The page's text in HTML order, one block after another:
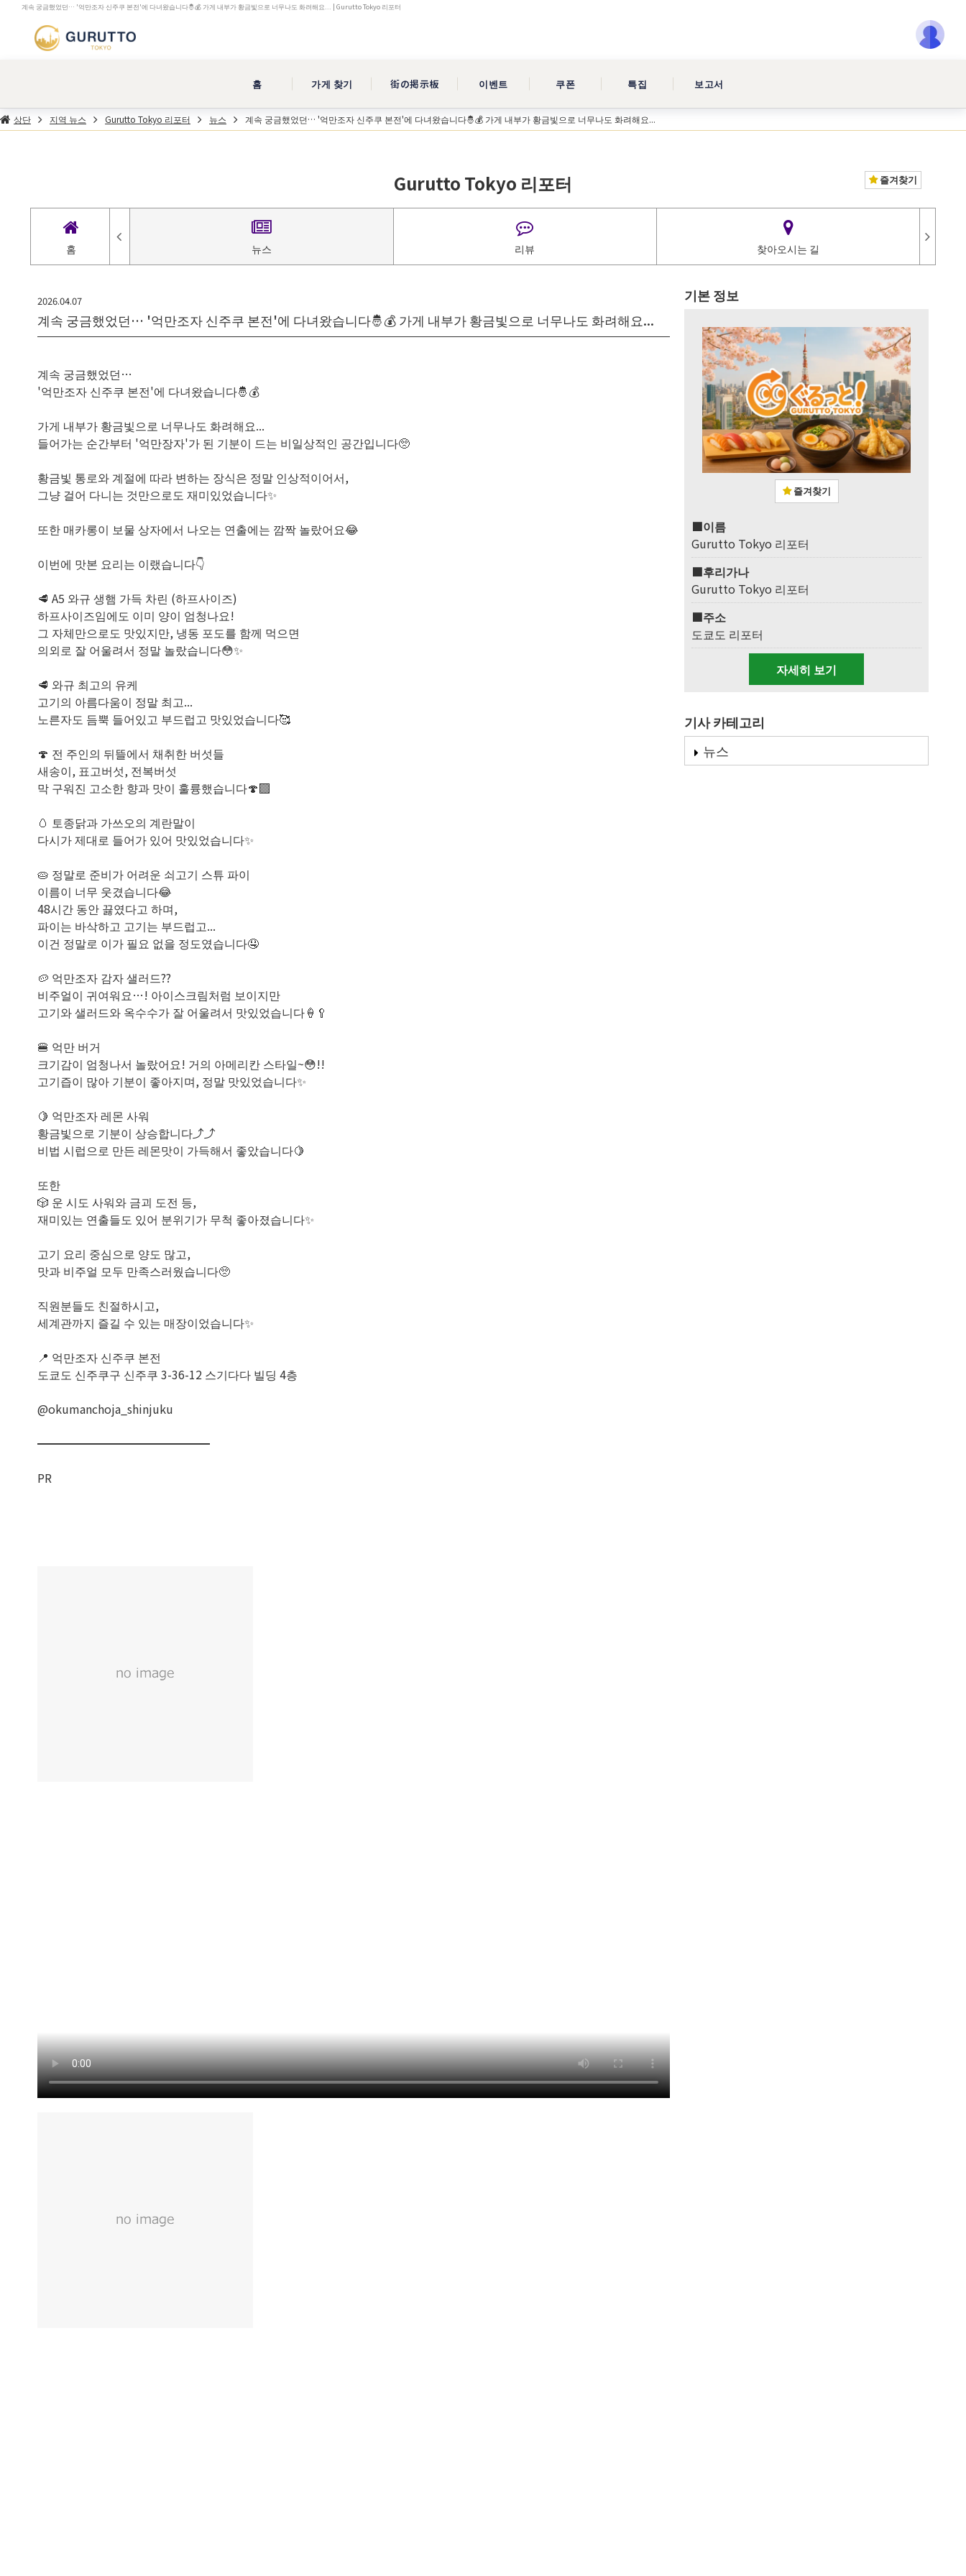
⁡계속 궁금했었던… '억만조자 신주쿠 본전'에 다녀왔습니다🤴💰 가게 내부가 황금빛으로 너무나도 화려해요... | Gurutto Tokyo 리포터
홈 가게 찾기 街の掲示板 이벤트 쿠폰 특집 보고서
상단 지역 뉴스 Gurutto Tokyo 리포터 뉴스 ⁡계속 궁금했었던… '억만조자 신주쿠 본전'에 다녀왔습니다🤴💰 가게 내부가 황금빛으로 너무나도 화려해요...
Gurutto Tokyo 리포터 즐겨찾기
홈 뉴스 리뷰 찾아오시는 길
2026.04.07
⁡계속 궁금했었던… '억만조자 신주쿠 본전'에 다녀왔습니다🤴💰 가게 내부가 황금빛으로 너무나도 화려해요...
계속 궁금했었던…
'억만조자 신주쿠 본전'에 다녀왔습니다🤴💰
가게 내부가 황금빛으로 너무나도 화려해요...
들어가는 순간부터 '억만장자'가 된 기분이 드는 비일상적인 공간입니다🥺
황금빛 통로와 계절에 따라 변하는 장식은 정말 인상적이어서,
그냥 걸어 다니는 것만으로도 재미있었습니다✨
또한 매카롱이 보물 상자에서 나오는 연출에는 깜짝 놀랐어요😂
이번에 맛본 요리는 이랬습니다👇
🥩 A5 와규 생햄 가득 차린 (하프사이즈)
하프사이즈임에도 이미 양이 엄청나요!
그 자체만으로도 맛있지만, 냉동 포도를 함께 먹으면
의외로 잘 어울려서 정말 놀랐습니다😳✨️
🥩 와규 최고의 유케
고기의 아름다움이 정말 최고...
노른자도 듬뿍 들어있고 부드럽고 맛있었습니다🥰
🍄 전 주인의 뒤뜰에서 채취한 버섯들
새송이, 표고버섯, 전복버섯
막 구워진 고소한 향과 맛이 훌륭했습니다🍄‍🟫
🥚 토종닭과 가쓰오의 계란말이
다시가 제대로 들어가 있어 맛있었습니다✨️
🥧 정말로 준비가 어려운 쇠고기 스튜 파이
이름이 너무 웃겼습니다😂
48시간 동안 끓였다고 하며,
파이는 바삭하고 고기는 부드럽고...
이건 정말로 이가 필요 없을 정도였습니다🤤
🥔 억만조자 감자 샐러드??
비주얼이 귀여워요…! 아이스크림처럼 보이지만
고기와 샐러드와 옥수수가 잘 어울려서 맛있었습니다🍦🥄
🍔 억만 버거
크기감이 엄청나서 놀랐어요! 거의 아메리칸 스타일~😳!!
고기즙이 많아 기분이 좋아지며, 정말 맛있었습니다✨
🍋 억만조자 레몬 사워
황금빛으로 기분이 상승합니다⤴⤴
비법 시럽으로 만든 레몬맛이 가득해서 좋았습니다🍋
또한
🎲 운 시도 사워와 금괴 도전 등,
재미있는 연출들도 있어 분위기가 무척 좋아졌습니다✨
고기 요리 중심으로 양도 많고,
맛과 비주얼 모두 만족스러웠습니다🥺
직원분들도 친절하시고,
세계관까지 즐길 수 있는 매장이었습니다✨
📍 억만조자 신주쿠 본전
도쿄도 신주쿠구 신주쿠 3-36-12 스기다다 빌딩 4층
@okumanchoja_shinjuku
━━━━━━━━━━━━━━━
PR
기본 정보
즐겨찾기
■이름
Gurutto Tokyo 리포터
■후리가나
Gurutto Tokyo 리포터
■주소
도쿄도 리포터
자세히 보기
기사 카테고리
뉴스